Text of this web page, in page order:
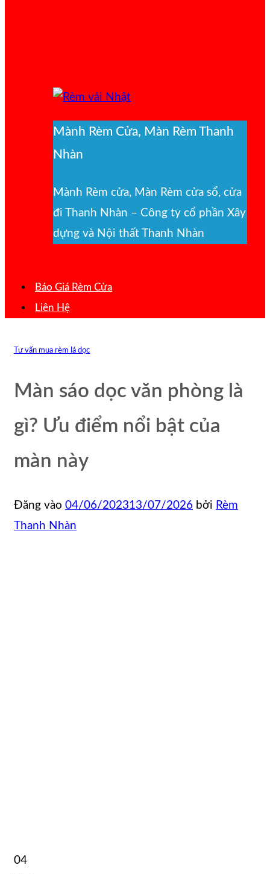
Mành Rèm Cửa, Màn Rèm Thanh
Nhàn
Mành Rèm cửa, Màn Rèm cửa sổ, cửa
đi Thanh Nhàn – Công ty cổ phần Xây
dựng và Nội thất Thanh Nhàn
Báo Giá Rèm Cửa
Liên Hệ
Tư vấn mua rèm lá dọc
Màn sáo dọc văn phòng là
gì? Ưu điểm nổi bật của
màn này
Đăng vào 04/06/202313/07/2026 bởi Rèm
Thanh Nhàn
04